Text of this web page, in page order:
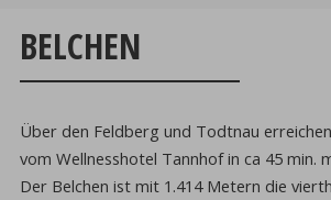
BELCHEN
Über den Feldberg und Todtnau
vom Wellnesshotel Tannhof in ca 45 min.
Der Belchen ist mit 1.414 Metern die